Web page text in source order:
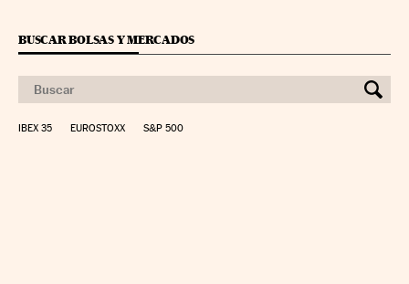
BUSCAR BOLSAS Y MERCADOS
IBEX 35 EUROSTOXX S&P 500